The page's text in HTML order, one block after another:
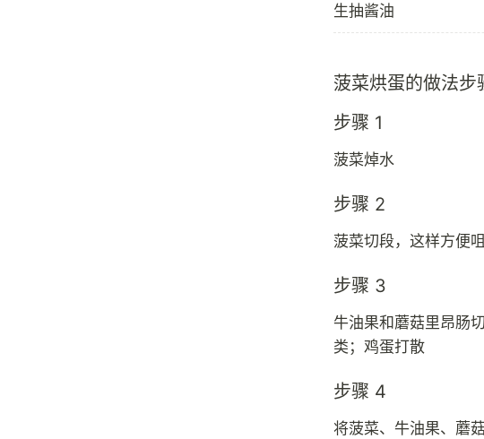
生抽酱油
菠菜烘蛋的做法步
步骤 1
菠菜焯水
步骤 2
菠菜切段，这样方便
步骤 3
牛油果和蘑菇里昂肠
类；鸡蛋打散
步骤 4
将菠菜、牛油果、蘑